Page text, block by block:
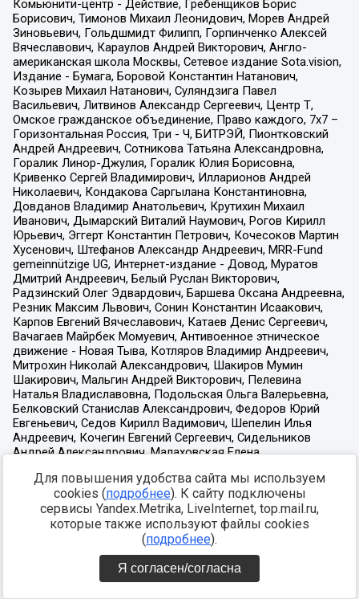
Для повышения удобства сайта мы используем
cookies (подробнее). К сайту подключены
сервисы Yandex.Metrika, LiveInternet, top.mail.ru,
которые также используют файлы cookies
(подробнее).
Я согласен/согласна